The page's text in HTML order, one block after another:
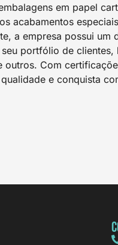
em papel
acabamentos
a empresa possui um
portfólio de clientes,
outros. Com
e conquista